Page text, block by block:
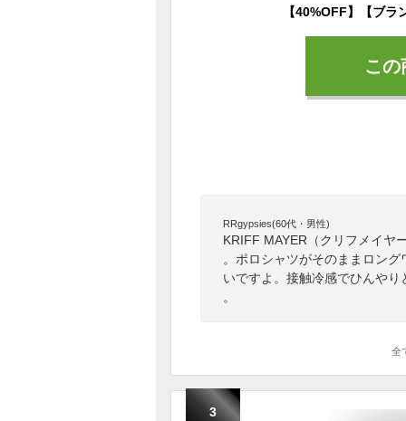
こ
RRgypsies(60代・男性)
KRIFF MAYER（クリフメイヤ
。ポロシャツがそのままロン
いですよ。接触冷感でひんや
。
全
3